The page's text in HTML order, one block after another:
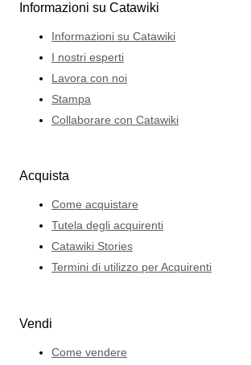
Informazioni su Catawiki
Informazioni su Catawiki
I nostri esperti
Lavora con noi
Stampa
Collaborare con Catawiki
Acquista
Come acquistare
Tutela degli acquirenti
Catawiki Stories
Termini di utilizzo per Acquirenti
Vendi
Come vendere